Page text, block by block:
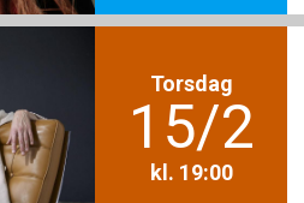
Torsdag
15/2
kl. 19:00